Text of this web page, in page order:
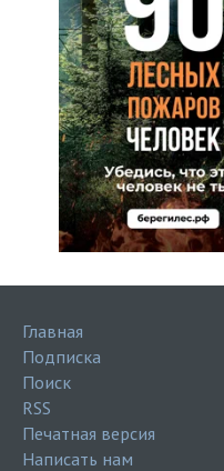
Главная
Подписка
Поиск
RSS
Печатная версия
Написать нам